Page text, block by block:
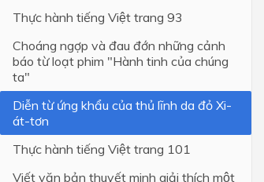
Lớp 7
Lớp 5
Lớp 4
Lớp 3
Thực hành tiếng Việt trang 93
Choáng ngợp và đau đớn những cảnh
báo từ loạt phim "Hành tinh của chúng
ta"
Diễn từ ứng khẩu của thủ lĩnh da đỏ Xi-
át-tơn
Thực hành tiếng Việt trang 101
Viết văn bản thuyết minh giải thích một